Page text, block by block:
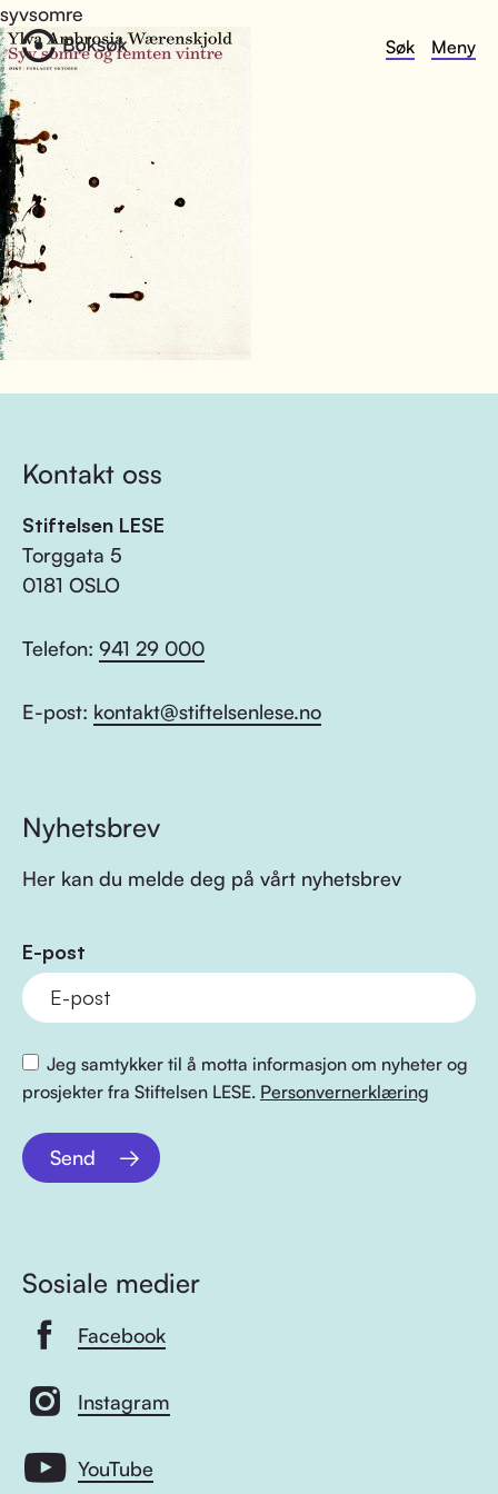
Søk Meny
syvsomre
Kontakt oss
Stiftelsen LESE
Torggata 5
0181 OSLO
Telefon: 941 29 000
E-post: kontakt@stiftelsenlese.no
Nyhetsbrev
Her kan du melde deg på vårt nyhetsbrev
E-post
Jeg samtykker til å motta informasjon om nyheter og
prosjekter fra Stiftelsen LESE. Personvernerklæring
Send
Sosiale medier
Facebook
Instagram
YouTube